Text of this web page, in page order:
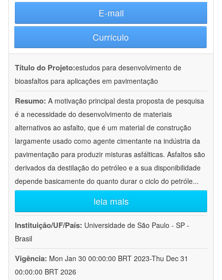
E-mail
Currículo
Título do Projeto:estudos para desenvolvimento de
bioasfaltos para aplicações em pavimentação
Resumo: A motivação principal desta proposta de pesquisa
é a necessidade do desenvolvimento de materiais
alternativos ao asfalto, que é um material de construção
largamente usado como agente cimentante na indústria da
pavimentação para produzir misturas asfálticas. Asfaltos são
derivados da destilação do petróleo e a sua disponibilidade
depende basicamente do quanto durar o ciclo do petróle...
leia mais
Instituição/UF/País: Universidade de São Paulo - SP -
Brasil
Vigência: Mon Jan 30 00:00:00 BRT 2023-Thu Dec 31
00:00:00 BRT 2026